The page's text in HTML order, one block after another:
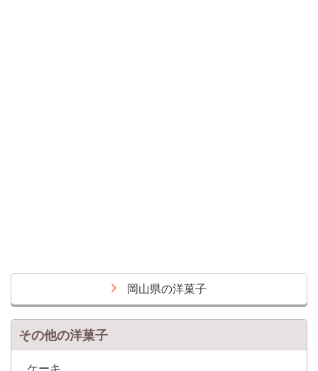
岡山県の洋菓子
その他の洋菓子
ケーキ